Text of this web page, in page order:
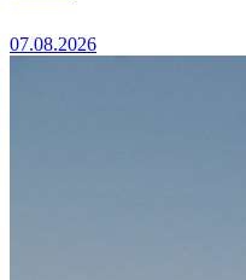
07.08.2026